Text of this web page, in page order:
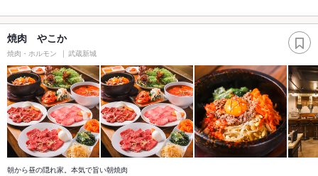
焼肉 やこか
焼肉・ホルモン 武蔵新城
朝から昼の隠れ家。本気で旨い朝焼肉